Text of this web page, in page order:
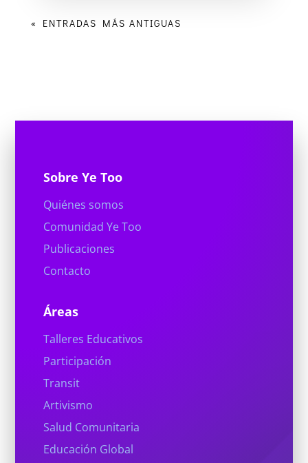
« ENTRADAS MÁS ANTIGUAS
Sobre Ye Too
Quiénes somos
Comunidad Ye Too
Publicaciones
Contacto
Áreas
Talleres Educativos
Participación
Transit
Artivismo
Salud Comunitaria
Educación Global